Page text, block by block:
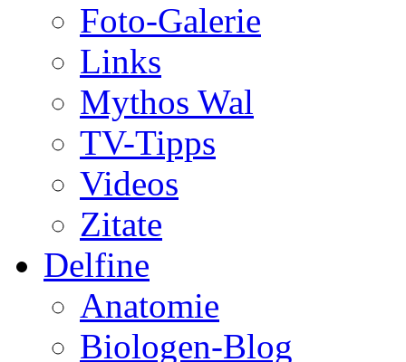
Foto-Galerie
Links
Mythos Wal
TV-Tipps
Videos
Zitate
Delfine
Anatomie
Biologen-Blog